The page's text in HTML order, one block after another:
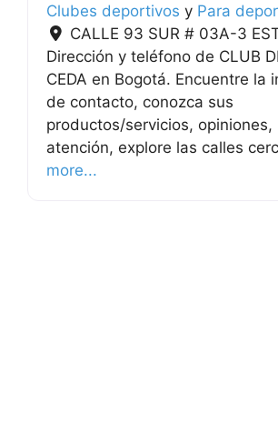
Clubes deportivos y Para
CALLE 93 SUR # 03A-3
Dirección y teléfono de CLUB
CEDA en Bogotá. Encuentre la
de contacto, conozca sus
productos/servicios, opiniones,
atención, explore las calles
more...